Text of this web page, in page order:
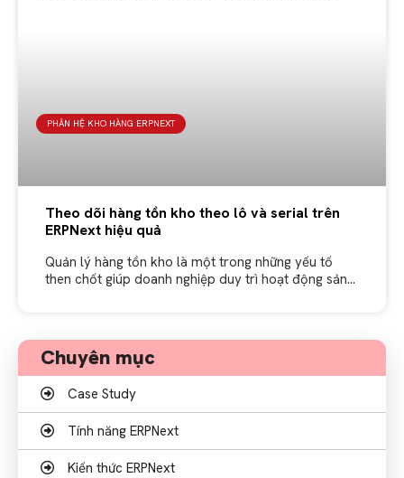
PHÂN HỆ KHO HÀNG ERPNEXT
Theo dõi hàng tồn kho theo lô và serial trên
ERPNext hiệu quả
Quản lý hàng tồn kho là một trong những yếu tố
then chốt giúp doanh nghiệp duy trì hoạt động sản
Chuyên mục
Case Study
Tính năng ERPNext
Kiến thức ERPNext